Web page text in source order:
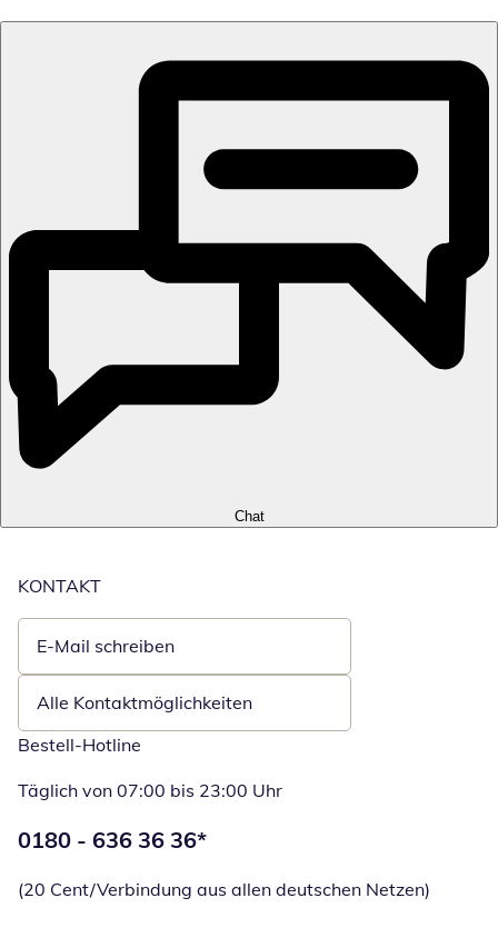
Chat
KONTAKT
E-Mail schreiben
Öffnet E-Mail-Client
Alle Kontaktmöglichkeiten
Bestell-Hotline
Täglich von 07:00 bis 23:00 Uhr
Telefonnummer:
0180 - 636 36 36*
(20 Cent/Verbindung aus allen deutschen Netzen)